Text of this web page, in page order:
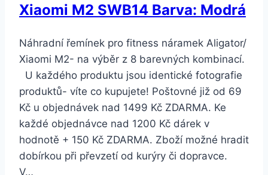
Xiaomi M2 SWB14 Barva: Modrá
Náhradní řemínek pro fitness náramek Aligator/
Xiaomi M2- na výběr z 8 barevných kombinací.
U každého produktu jsou identické fotografie
produktů- víte co kupujete! Poštovné již od 69
Kč u objednávek nad 1499 Kč ZDARMA. Ke
každé objednávce nad 1200 Kč dárek v
hodnotě + 150 Kč ZDARMA. Zboží možné hradit
dobírkou při převzetí od kurýry či dopravce.
V…